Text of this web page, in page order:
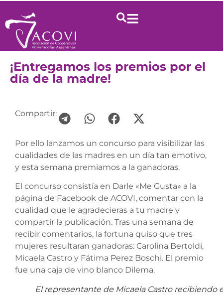
¡Entregamos los premios por el
día de la madre!
Compartir:
Por ello lanzamos un concurso para visibilizar las
cualidades de las madres en un día tan emotivo,
y esta semana premiamos a la ganadoras.
El concurso consistía en Darle «Me Gusta» a la
página de Facebook de ACOVI, comentar con la
cualidad que le agradecieras a tu madre y
compartir la publicación. Tras una semana de
recibir comentarios, la fortuna quiso que tres
mujeres resultaran ganadoras: Carolina Bertoldi,
Micaela Castro y Fátima Perez Boschi. El premio
fue una caja de vino blanco Dilema.
El representante de Micaela Castro recibiendo